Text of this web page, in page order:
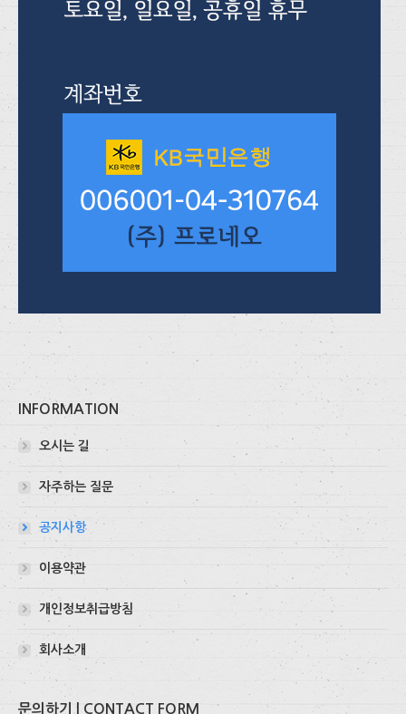
INFORMATION
오시는 길
자주하는 질문
공지사항
이용약관
개인정보취급방침
회사소개
문의하기 | CONTACT FORM